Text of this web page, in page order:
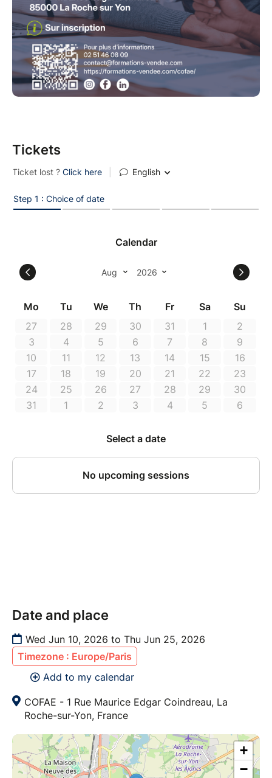
Tickets
Date and place
Wed Jun 10, 2026 to Thu Jun 25, 2026
Timezone : Europe/Paris
Add to my calendar
COFAE - 1 Rue Maurice Edgar Coindreau, La
Roche-sur-Yon, France
+
−